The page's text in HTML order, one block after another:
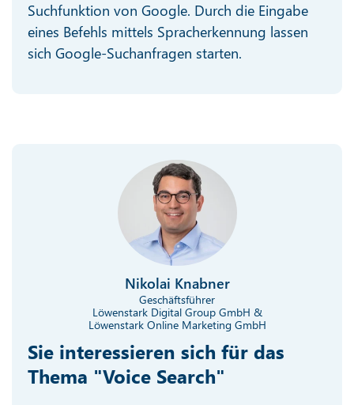
Suchfunktion von Google. Durch die Eingabe
eines Befehls mittels Spracherkennung lassen
sich Google-Suchanfragen starten.
Nikolai Knabner
Geschäftsführer
Löwenstark Digital Group GmbH &
Löwenstark Online Marketing GmbH
Sie interessieren sich für das
Thema "Voice Search"